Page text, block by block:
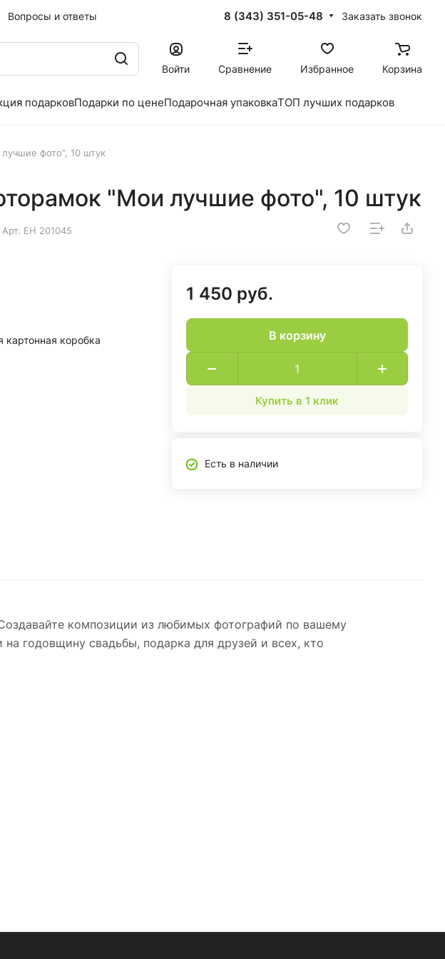
Вопросы и ответы 8 (343) 351-05-48 Заказать звонок
Войти Сравнение Избранное Корзина
подарковПодарки по ценеПодарочная упаковкаТОП лучших подарков
фото", 10 штук
"Мои лучшие фото", 10 штук
Арт. EH 201045
картонная коробка
1 450 руб.
В корзину
Купить в 1 клик
Есть в наличии
композиции из любимых фотографий по вашему
годовщину свадьбы, подарка для друзей и всех, кто